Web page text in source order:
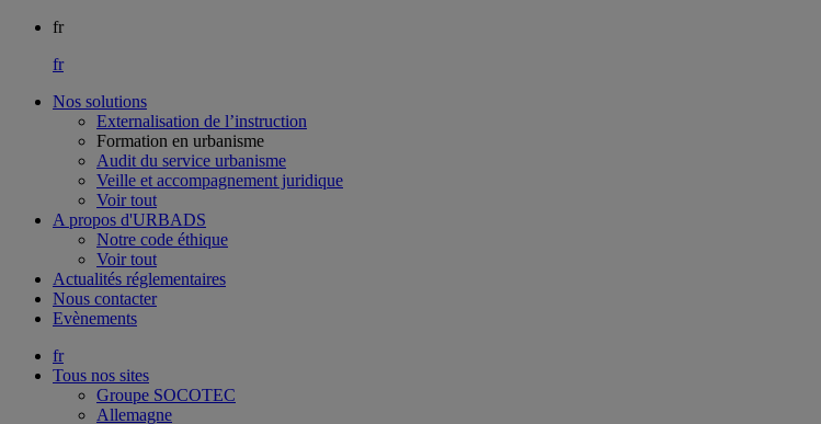
fr
fr
Nos solutions
Externalisation de l’instruction
Formation en urbanisme
Audit du service urbanisme
Veille et accompagnement juridique
Voir tout
A propos d'URBADS
Notre code éthique
Voir tout
Actualités réglementaires
Nous contacter
Evènements
fr
Tous nos sites
Groupe SOCOTEC
Allemagne